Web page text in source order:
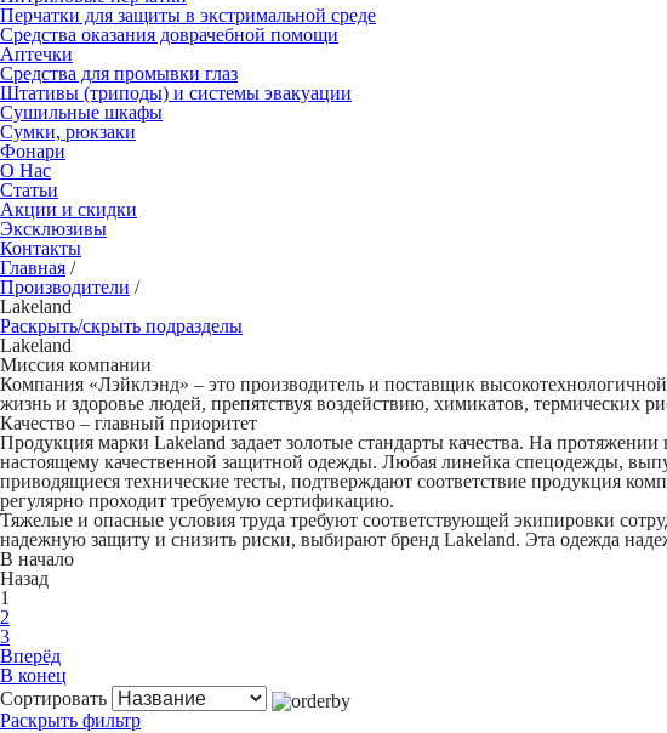
Перчатки для защиты в экстримальной среде
Средства оказания доврачебной помощи
Аптечки
Средства для промывки глаз
Штативы (триподы) и системы эвакуации
Сушильные шкафы
Сумки, рюкзаки
Фонари
О Нас
Статьи
Акции и скидки
Эксклюзивы
Контакты
Главная /
Производители /
Lakeland
Раскрыть/скрыть подразделы
Lakeland
Миссия компании
Компания «Лэйклэнд» – это производитель и поставщик
жизнь и здоровье людей, препятствуя воздействию, химикатов, термических
Качество – главный приоритет
Продукция марки Lakeland задает золотые стандарты качества. На
настоящему качественной защитной одежды. Любая линейка спецодежды,
приводящиеся технические тесты, подтверждают соответствие продукция
регулярно проходит требуемую сертификацию.
Тяжелые и опасные условия труда требуют соответствующей экипировки
надежную защиту и снизить риски, выбирают бренд Lakeland. Эта одежда
В начало
Назад
1
2
3
Вперёд
В конец
Сортировать
Раскрыть фильтр